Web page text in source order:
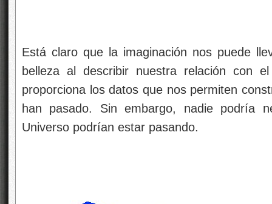
Está claro que la imaginación nos puede
belleza al describir nuestra relación con
proporciona los datos que nos permiten
han pasado. Sin embargo, nadie podría
Universo podrían estar pasando.